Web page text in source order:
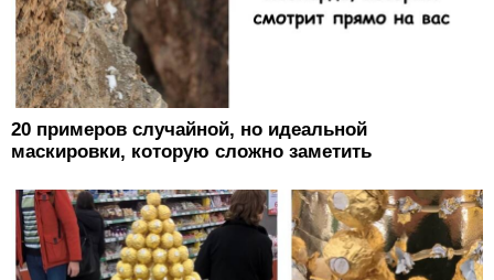
20 примеров случайной, но идеальной
маскировки, которую сложно заметить